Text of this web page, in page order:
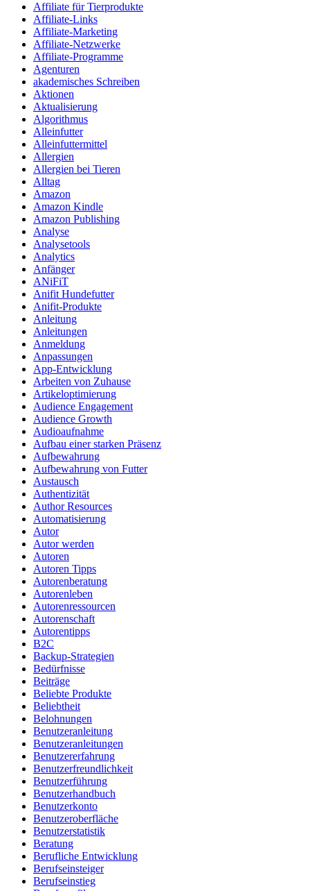
Affiliate für Tierprodukte
Affiliate-Links
Affiliate-Marketing
Affiliate-Netzwerke
Affiliate-Programme
Agenturen
akademisches Schreiben
Aktionen
Aktualisierung
Algorithmus
Alleinfutter
Alleinfuttermittel
Allergien
Allergien bei Tieren
Alltag
Amazon
Amazon Kindle
Amazon Publishing
Analyse
Analysetools
Analytics
Anfänger
ANiFiT
Anifit Hundefutter
Anifit-Produkte
Anleitung
Anleitungen
Anmeldung
Anpassungen
App-Entwicklung
Arbeiten von Zuhause
Artikeloptimierung
Audience Engagement
Audience Growth
Audioaufnahme
Aufbau einer starken Präsenz
Aufbewahrung
Aufbewahrung von Futter
Austausch
Authentizität
Author Resources
Automatisierung
Autor
Autor werden
Autoren
Autoren Tipps
Autorenberatung
Autorenleben
Autorenressourcen
Autorenschaft
Autorentipps
B2C
Backup-Strategien
Bedürfnisse
Beiträge
Beliebte Produkte
Beliebtheit
Belohnungen
Benutzeranleitung
Benutzeranleitungen
Benutzererfahrung
Benutzerfreundlichkeit
Benutzerführung
Benutzerhandbuch
Benutzerkonto
Benutzeroberfläche
Benutzerstatistik
Beratung
Berufliche Entwicklung
Berufseinsteiger
Berufseinstieg